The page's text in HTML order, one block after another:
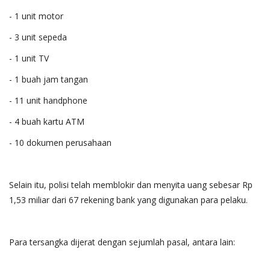
- 1 unit motor
- 3 unit sepeda
- 1 unit TV
- 1 buah jam tangan
- 11 unit handphone
- 4 buah kartu ATM
- 10 dokumen perusahaan
Selain itu, polisi telah memblokir dan menyita uang sebesar Rp
1,53 miliar dari 67 rekening bank yang digunakan para pelaku.
Para tersangka dijerat dengan sejumlah pasal, antara lain: